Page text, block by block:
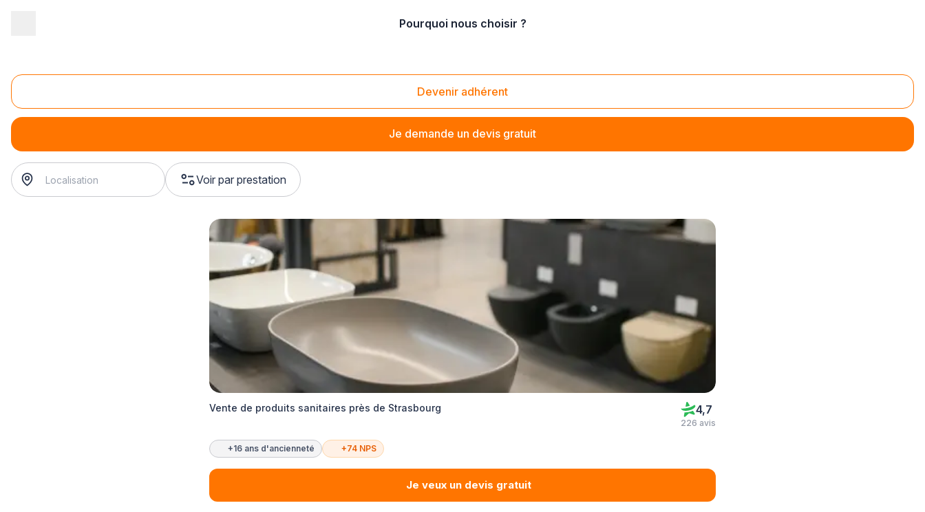
Pourquoi nous choisir ?
Devenir adhérent
Je demande un devis gratuit
Vente de tuyaux PVC
Vente de tuyaux PVC
Voir par prestation
Vente de produits sanitaires près de Strasbourg 4,7
226 avis
+16 ans d'ancienneté +74 NPS
Je veux un devis gratuit